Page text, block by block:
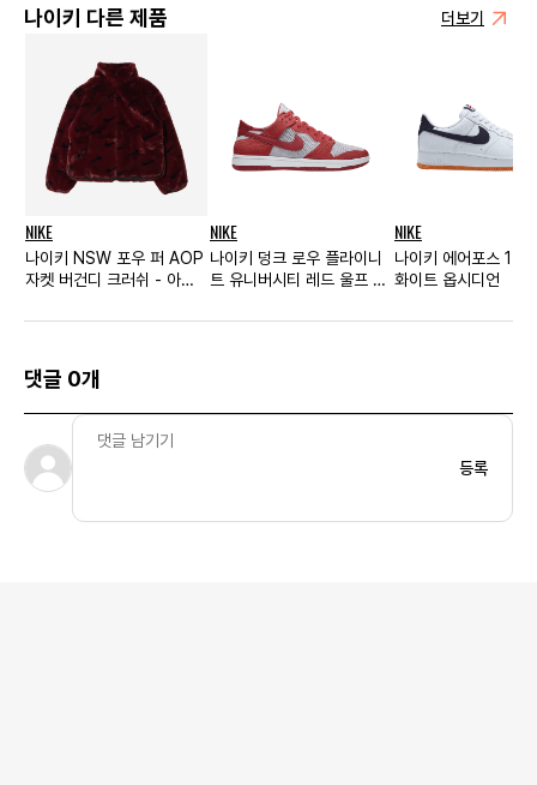
나이키 다른 제품 더보기
NIKE
나이키 NSW 포우 퍼 AOP
자켓 버건디 크러쉬 - 아시
NIKE
나이키 덩크 로우 플라이니
트 유니버시티 레드 울프 그
NIKE
나이키 에어포스 1
화이트 옵시디언
댓글 0개
등록